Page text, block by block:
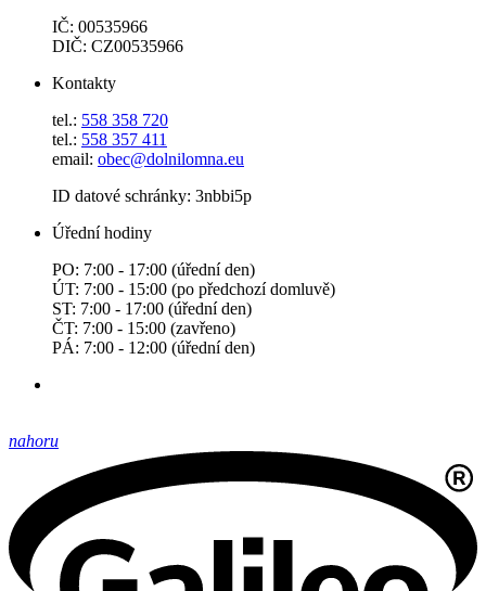
IČ: 00535966
DIČ: CZ00535966
Kontakty
tel.: 558 358 720
tel.: 558 357 411
email: obec@dolnilomna.eu
ID datové schránky: 3nbbi5p
Úřední hodiny
PO: 7:00 - 17:00 (úřední den)
ÚT: 7:00 - 15:00 (po předchozí domluvě)
ST: 7:00 - 17:00 (úřední den)
ČT: 7:00 - 15:00 (zavřeno)
PÁ: 7:00 - 12:00 (úřední den)
nahoru